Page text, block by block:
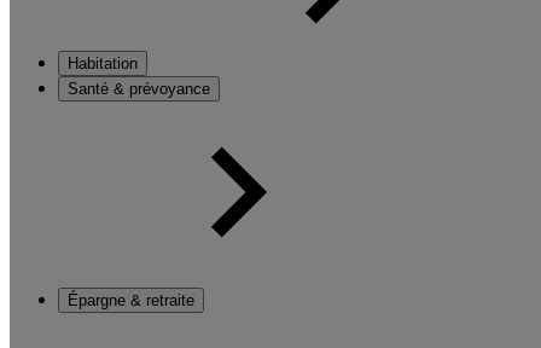
Habitation
Santé & prévoyance
Épargne & retraite